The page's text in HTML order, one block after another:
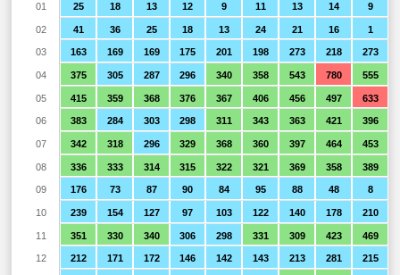
25 18 13 12 9 11 13 14 9
41 36 25 18 13 24 21 16 1
163 169 169 175 201 198 273 218 273
375 305 287 296 340 358 543 780 555
415 359 368 376 367 406 456 497 633
383 284 303 298 311 343 363 421 396
342 318 296 329 368 360 397 464 453
336 333 314 315 322 321 369 358 389
176 73 87 90 84 95 88 48 8
239 154 127 97 103 122 140 178 210
351 330 340 306 298 331 309 423 469
212 171 172 146 142 143 213 281 215
01
02
03
04
05
06
07
08
09
10
11
12